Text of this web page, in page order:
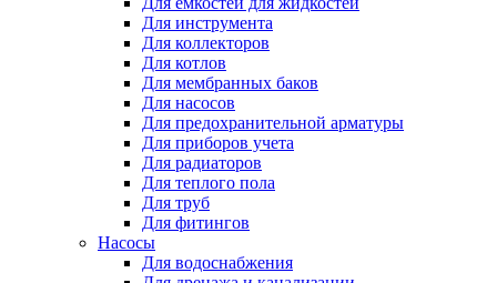
Для инструмента
Для коллекторов
Для котлов
Для мембранных баков
Для насосов
Для предохранительной арматуры
Для приборов учета
Для радиаторов
Для теплого пола
Для труб
Для фитингов
Насосы
Для водоснабжения